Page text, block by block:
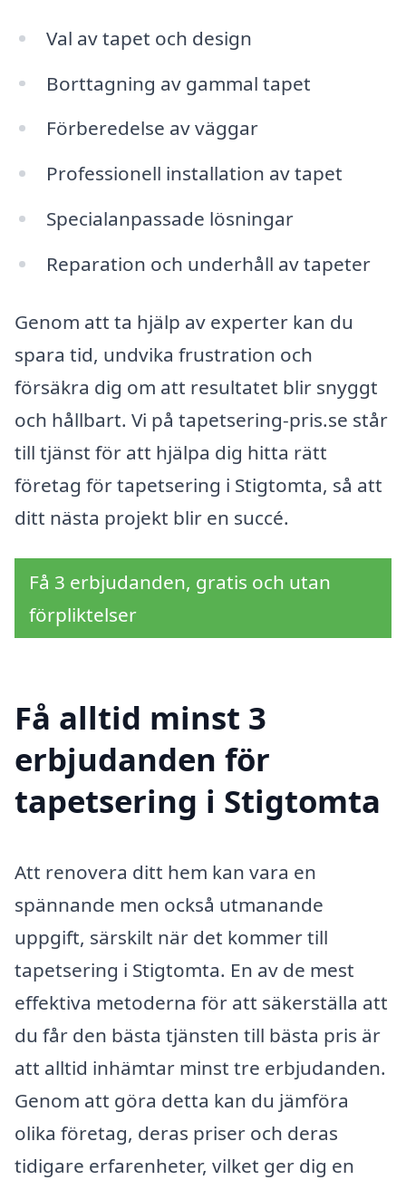
Val av tapet och design
Borttagning av gammal tapet
Förberedelse av väggar
Professionell installation av tapet
Specialanpassade lösningar
Reparation och underhåll av tapeter
Genom att ta hjälp av experter kan du
spara tid, undvika frustration och
försäkra dig om att resultatet blir snyggt
och hållbart. Vi på tapetsering-pris.se står
till tjänst för att hjälpa dig hitta rätt
företag för tapetsering i Stigtomta, så att
ditt nästa projekt blir en succé.
Få 3 erbjudanden, gratis och utan
förpliktelser
Få alltid minst 3
erbjudanden för
tapetsering i Stigtomta
Att renovera ditt hem kan vara en
spännande men också utmanande
uppgift, särskilt när det kommer till
tapetsering i Stigtomta. En av de mest
effektiva metoderna för att säkerställa att
du får den bästa tjänsten till bästa pris är
att alltid inhämtar minst tre erbjudanden.
Genom att göra detta kan du jämföra
olika företag, deras priser och deras
tidigare erfarenheter, vilket ger dig en